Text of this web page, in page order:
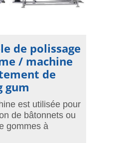
de polissage
/ machine
de
gum
est utilisée pour
de bâtonnets ou
gommes à